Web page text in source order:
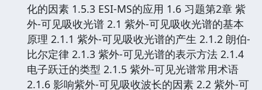
化的因素 1.5.3 ESI-MS的应用 1.6 习题第2章 紫
外-可见吸收光谱 2.1 紫外-可见吸收光谱的基本
原理 2.1.1 紫外-可见吸收光谱的产生 2.1.2 朗伯-
比尔定律 2.1.3 紫外-可见光谱的表示方法 2.1.4
电子跃迁的类型 2.1.5 紫外-可见光谱常用术语
2.1.6 影响紫外-可见吸收波长的因素 2.2 紫外-可